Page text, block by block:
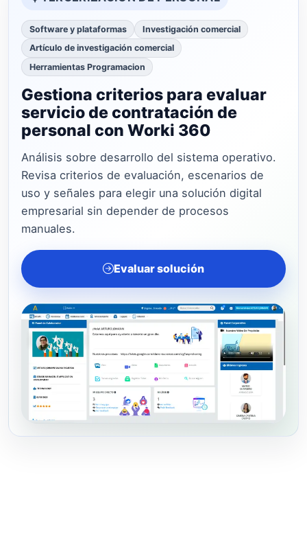
Software y plataformas
Investigación comercial
Artículo de investigación comercial
Herramientas Programacion
Gestiona criterios para evaluar
servicio de contratación de
personal con Worki 360
Análisis sobre desarrollo del sistema operativo.
Revisa criterios de evaluación, escenarios de
uso y señales para elegir una solución digital
empresarial sin depender de procesos
manuales.
Evaluar solución